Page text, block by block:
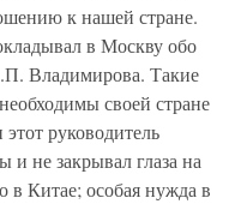
к нашей стране.
в Москву обо
Владимирова. Такие
своей стране
руководитель
и не закрывал глаза на
в Китае; особая нужда в